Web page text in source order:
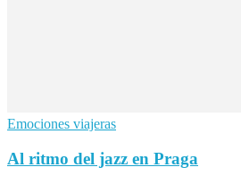
Emociones viajeras
Al ritmo del jazz en Praga